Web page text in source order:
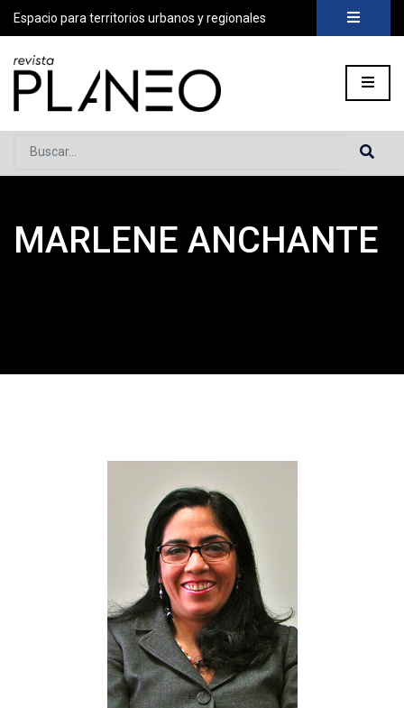
Espacio para territorios urbanos y regionales
Buscar...
Portada »Planeo Hoy »COLABORADORES»Marlene
MARLENE ANCHANTE